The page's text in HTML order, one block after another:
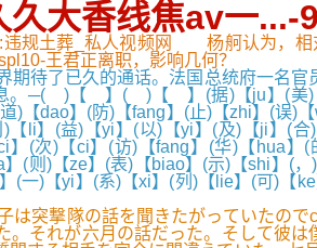
大香线焦av一...-
违规土葬_私人视频网 杨舸认为，
王君正离职，影响几何？
了已久的通话。法国总统府一名官
。─( )【 】( )【 】(据)【ju】(美)
【dao】(防)【fang】(止)【zhi】(误)
li】(益)【yi】(以)【yi】(及)【ji】(
(次)【ci】(访)【fang】(华)【hua
(则)【ze】(表)【biao】(示)【shi】(
一)【yi】(系)【xi】(列)【lie】(可)【
撃隊の話を聞きたがっていたので
それが六月の話だった。そして彼